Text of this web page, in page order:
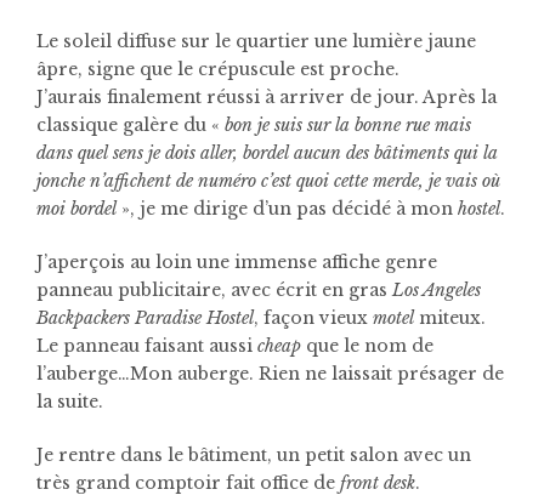
Le soleil diffuse sur le quartier une lumière jaune
âpre, signe que le crépuscule est proche.
J’aurais finalement réussi à arriver de jour. Après la
classique galère du « bon je suis sur la bonne rue mais
dans quel sens je dois aller, bordel aucun des bâtiments qui la
jonche n’affichent de numéro c’est quoi cette merde, je vais où
moi bordel», je me dirige d’un pas décidé à mon hostel.
J’aperçois au loin une immense affiche genre
panneau publicitaire, avec écrit en grasLos Angeles
Backpackers Paradise Hostel, façon vieux motelmiteux.
Le panneau faisant aussi cheap que le nom de
l’auberge…Mon auberge. Rien ne laissait présager de
la suite.
Je rentre dans le bâtiment, un petit salon avec un
très grand comptoir fait office de front desk.